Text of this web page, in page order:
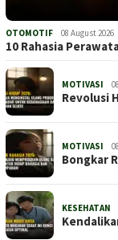
OTOMOTIF 08 August 2026
10 Rahasia
MOTIVASI
Revolusi
MOTIVASI
Bongkar
KESEHATAN